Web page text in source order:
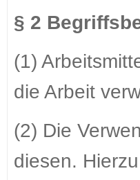
§ 2
(1)
die Arbeit
(2) Die
diesen.